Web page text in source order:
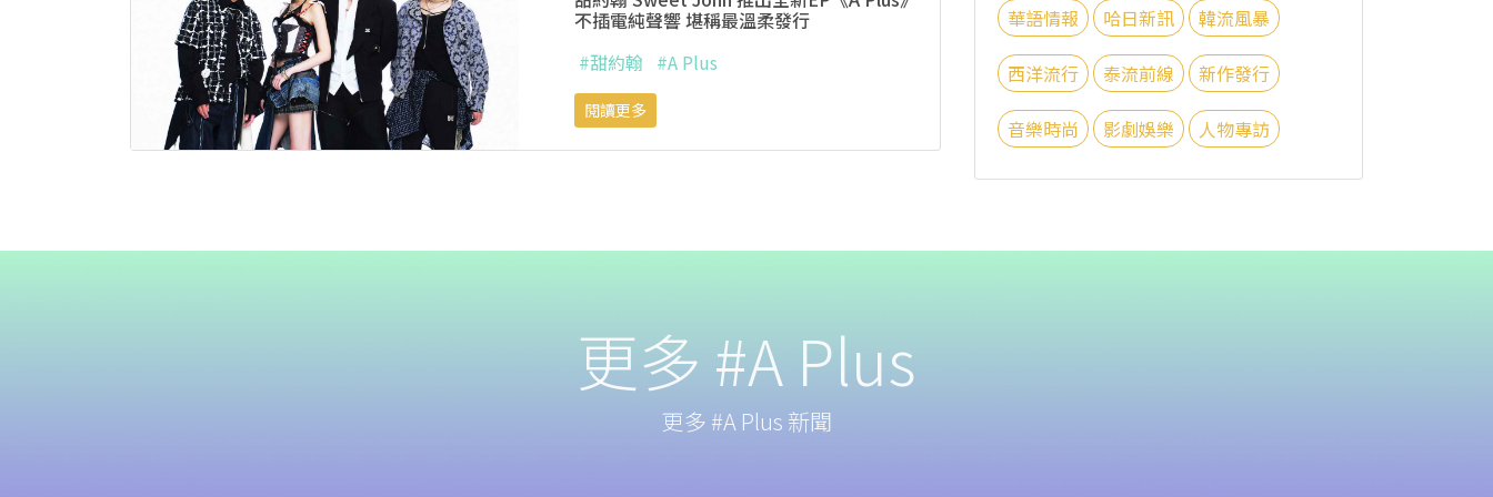
華語情報 哈日新訊 韓流風暴
西洋流行 泰流前線 新作發行
音樂時尚 影劇娛樂 人物專訪
不插電純聲響 堪稱最溫柔發行
#甜約翰 #A Plus
閱讀更多
更多 #A Plus
更多 #A Plus 新聞